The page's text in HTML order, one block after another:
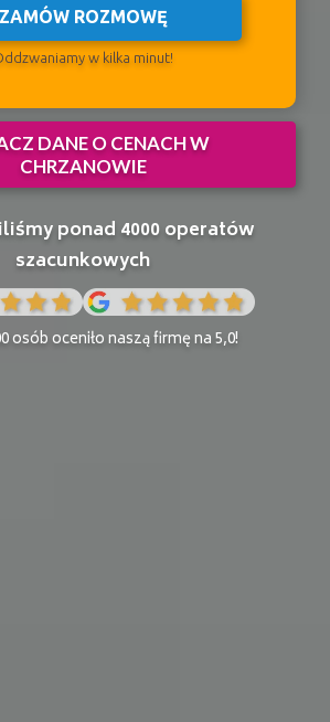
ZAMÓW ROZMOWĘ
w kilka minut!
DANE O CENACH W
CHRZANOWIE
ponad 4000 operatów
szacunkowych
osób oceniło naszą firmę na 5,0!